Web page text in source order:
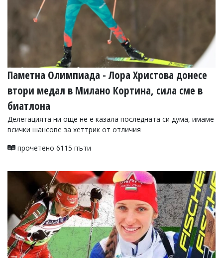
Паметна Олимпиада - Лора Христова донесе
втори медал в Милано Кортина, сила сме в
биатлона
Делегацията ни още не е казала последната си дума, имаме
всички шансове за хеттрик от отличия
прочетено 6115 пъти